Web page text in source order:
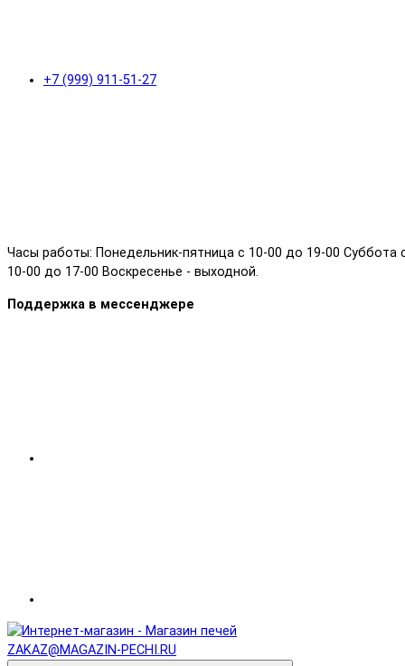
+7 (999) 911-51-27
Часы работы: Понедельник-пятница с 10-00 до 19-00 Суббота
10-00 до 17-00 Воскресенье - выходной.
Поддержка в мессенджере
ZAKAZ@MAGAZIN-PECHI.RU